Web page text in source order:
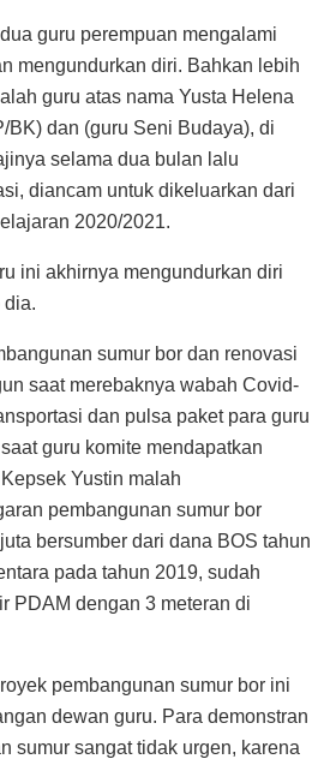
guru perempuan mengalami
mengundurkan diri. Bahkan lebih
guru atas nama Yusta Helena
BK) dan (guru Seni Budaya), di
selama dua bulan lalu
diancam untuk dikeluarkan dari
2020/2021.
ini akhirnya mengundurkan diri
dia.
sumur bor dan renovasi
saat merebaknya wabah Covid-
dan pulsa paket para guru
guru komite mendapatkan
Yustin malah
pembangunan sumur bor
bersumber dari dana BOS tahun
pada tahun 2019, sudah
PDAM dengan 3 meteran di
pembangunan sumur bor ini
dewan guru. Para demonstran
sumur sangat tidak urgen, karena